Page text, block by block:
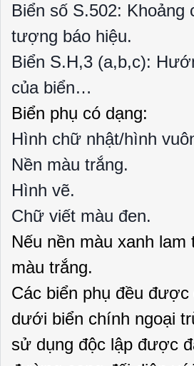
Biển số S.502: Khoảng
tượng báo hiệu.
Biển S.H,3 (a,b,c):
của biển…
Biển phụ có dạng:
Hình chữ nhật/hình
Nền màu trắng.
Hình vẽ.
Chữ viết màu đen.
Nếu nền màu xanh
màu trắng.
Các biển phụ đều
dưới biển chính ngoại
sử dụng độc lập được